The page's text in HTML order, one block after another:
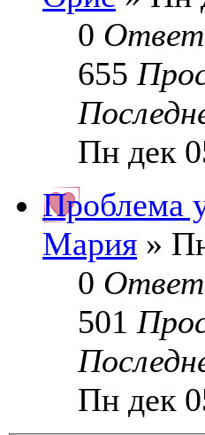
0
655
Пн дек
Проблема
Мария »
0
501
Пн дек